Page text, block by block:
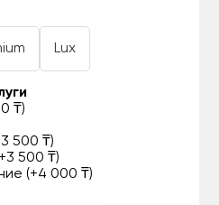
Lux
₸)
500 ₸)
500 ₸)
(+4 000 ₸)